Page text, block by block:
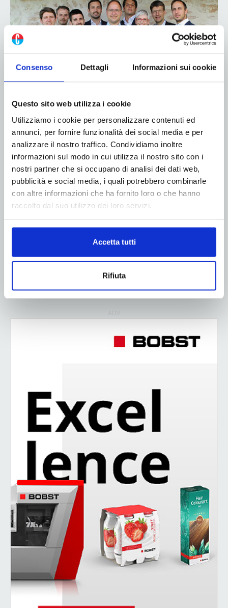
Consenso Dettagli Informazioni sui cookie
Questo sito web utilizza i cookie
Utilizziamo i cookie per personalizzare contenuti ed
annunci, per fornire funzionalità dei social media e per
analizzare il nostro traffico. Condividiamo inoltre
informazioni sul modo in cui utilizza il nostro sito con i
nostri partner che si occupano di analisi dei dati web,
pubblicità e social media, i quali potrebbero combinarle
con altre informazioni che ha fornito loro o che hanno
raccolto dal suo utilizzo dei loro servizi.
Accetta tutti
Rifiuta
nascosta per la competitività nel
22 Ottobre 2025
Nel settore del packaging in cartone, produzione e
logistica sono spesso i reparti percepiti come i veri
motori della competitività; è proprio qui che si parla
di efficienza e ottimizzazione. Chi analizza più a
fondo, però, sa che a...
Leggi di più
3
ADV